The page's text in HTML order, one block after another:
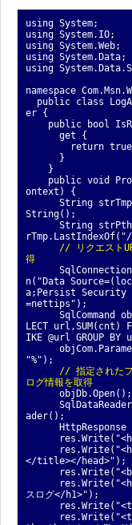
using System;
using System.IO;
using System.Web;
using System.Data;
using
namespace
public class
er {
public bool
get {
return
}
}
public void
ontext) {
String strTmp =
String();
String strPth =
// リクエスト
得
SqlConnection
n("Data
a;Persist
=nettips");
SqlCommand
LECT url,SUM(cnt)
IKE @url GROUP
"%");
// 指定されたフ
ログ情報を取得
objDb.Open();
SqlDataReader
ader();
HttpResponse
</title></head>");
res.Write("<h1>
スログ</h1>");
res.Write("<tr